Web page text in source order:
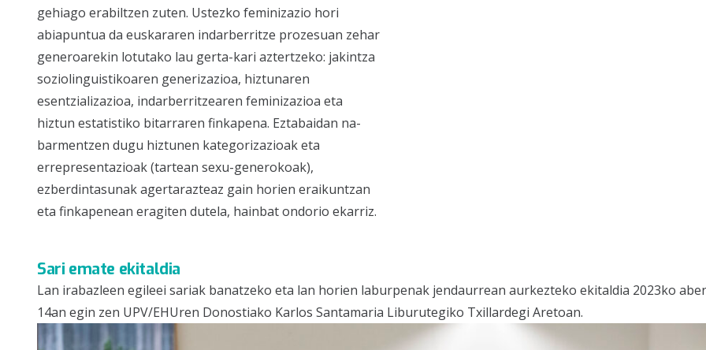
gehiago erabiltzen zuten. Ustezko feminizazio hori
abiapuntua da euskararen indarberritze prozesuan zehar
generoarekin lotutako lau gerta-kari aztertzeko: jakintza
soziolinguistikoaren generizazioa, hiztunaren
esentzializazioa, indarberritzearen feminizazioa eta
hiztun estatistiko bitarraren finkapena. Eztabaidan na-
barmentzen dugu hiztunen kategorizazioak eta
errepresentazioak (tartean sexu-generokoak),
ezberdintasunak agertarazteaz gain horien eraikuntzan
eta finkapenean eragiten dutela, hainbat ondorio ekarriz.
Sari emate ekitaldia
Lan irabazleen egileei sariak banatzeko eta lan horien laburpenak jendaurrean aurkezteko ekitaldia 2023ko
14an egin zen UPV/EHUren Donostiako Karlos Santamaria Liburutegiko Txillardegi Aretoan.